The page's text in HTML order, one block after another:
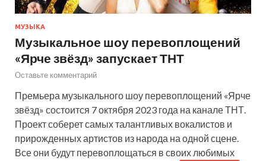
МУЗЫКА
Музыкальное шоу перевоплощений
«Ярче звёзд» запускает ТНТ
Оставьте комментарий
Премьера музыкального шоу перевоплощений «Ярче
звёзд» состоится 7 октября 2023 года на канале ТНТ.
Проект соберет самых талантливых вокалистов и
прирожденных артистов из народа на одной сцене.
Все они будут перевоплощаться в своих любимых